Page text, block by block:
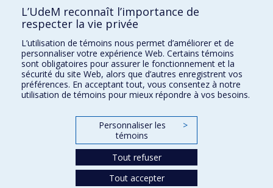
Comment soutenir le Département?
BESOIN D'AIDE?
Plan du site
Signaler une erreur
Accessibilité
FACULTÉ DES ARTS ET DES SCIENCES
Nos départements et écoles
L’UdeM reconnaît l’importance de
respecter la vie privée
L’utilisation de témoins nous permet d’améliorer et de
personnaliser votre expérience Web. Certains témoins
sont obligatoires pour assurer le fonctionnement et la
sécurité du site Web, alors que d’autres enregistrent vos
préférences. En acceptant tout, vous consentez à notre
utilisation de témoins pour mieux répondre à vos besoins.
Personnaliser les
témoins
>
Tout refuser
Tout accepter